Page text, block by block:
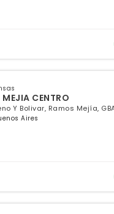
CENTRO
Y Bolivar, Ramos Mejía,
Aires